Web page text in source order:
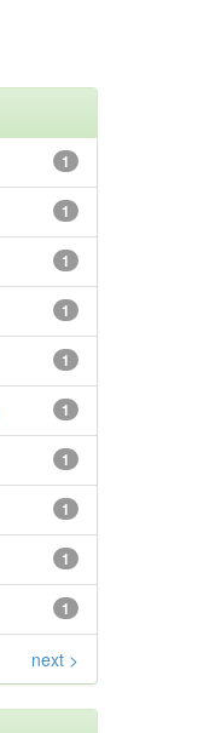
1
1
1
1
1
1
1
1
1
1
next >